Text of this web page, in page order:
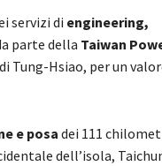
servizi di engineering,
parte della Taiwan
di Tung-Hsiao, per un
e posa dei 111
dell’isola,